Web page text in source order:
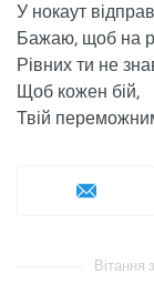
У нокаут
Бажаю, щоб на
Рівних ти не
Щоб кожен бій,
Твій
Вітання